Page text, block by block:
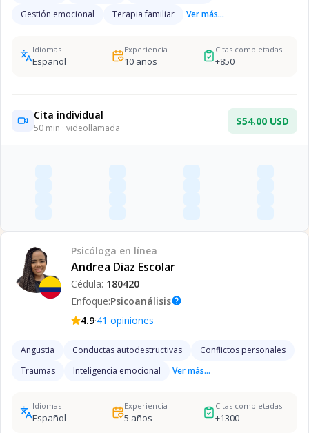
Gestión emocional
Terapia familiar Ver más...
Idiomas
Español
Experiencia
10años
Citas completadas
+850
Cita individual
50 min · videollamada
$54.00 USD
Psicóloga en línea
Andrea Diaz Escolar
Cédula: 180420
Enfoque:Psicoanálisishelp
4.9·41 opiniones
Angustia Conductas autodestructivas
Conflictos personales
Traumas
Inteligencia emocional Ver más...
Idiomas
Español
Experiencia
5 años
Citas completadas
+1300